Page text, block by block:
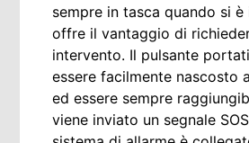
sempre in tasca quando si è
offre il vantaggio di
intervento. Il pulsante
essere facilmente nascosto
ed essere sempre
viene inviato un segnale